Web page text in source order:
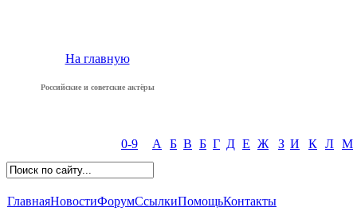
На главную
Российские и советские актёры
0-9 А Б В Б Г Д Е Ж З И К Л М
ГлавнаяНовостиФорумСсылкиПомощьКонтакты